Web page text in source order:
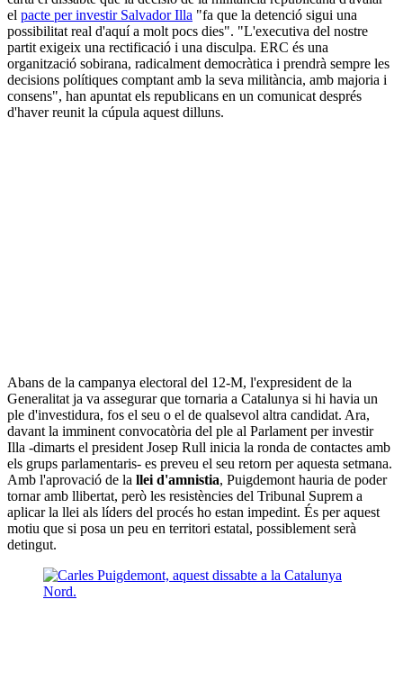
el pacte per investir Salvador Illa "fa que la detenció sigui una
possibilitat real d'aquí a molt pocs dies". "L'executiva del nostre
partit exigeix una rectificació i una disculpa. ERC és una
organització sobirana, radicalment democràtica i prendrà sempre les
decisions polítiques comptant amb la seva militància, amb majoria i
consens", han apuntat els republicans en un comunicat després
d'haver reunit la cúpula aquest dilluns.
Abans de la campanya electoral del 12-M, l'expresident de la
Generalitat ja va assegurar que tornaria a Catalunya si hi havia un
ple d'investidura, fos el seu o el de qualsevol altra candidat. Ara,
davant la imminent convocatòria del ple al Parlament per investir
Illa -dimarts el president Josep Rull inicia la ronda de contactes amb
els grups parlamentaris- es preveu el seu retorn per aquesta setmana.
Amb l'aprovació de la llei d'amnistia, Puigdemont hauria de poder
tornar amb llibertat, però les resistències del Tribunal Suprem a
aplicar la llei als líders del procés ho estan impedint. És per aquest
motiu que si posa un peu en territori estatal, possiblement serà
detingut.